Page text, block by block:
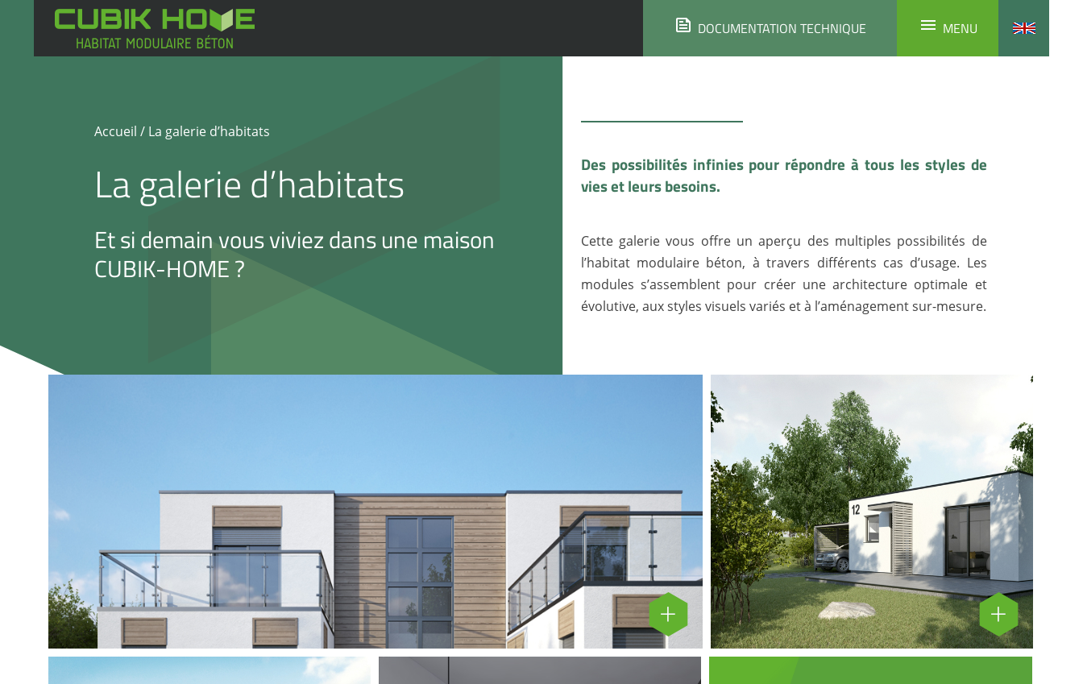
content
DOCUMENTATION TECHNIQUE MENU
Accueil / La galerie d’habitats
La galerie d’habitats
Et si demain vous viviez dans une maison
CUBIK-HOME ?
Des possibilités infinies pour répondre à tous les styles de
vies et leurs besoins.
Cette galerie vous offre un aperçu des multiples possibilités de
l’habitat modulaire béton, à travers différents cas d’usage. Les
modules s’assemblent pour créer une architecture optimale et
évolutive, aux styles visuels variés et à l’aménagement sur-mesure.